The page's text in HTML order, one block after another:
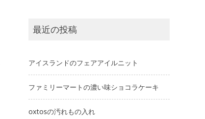
最近の投稿
アイスランドのフェアアイルニット
ファミリーマートの濃い味ショコラケーキ
oxtosの汚れもの入れ